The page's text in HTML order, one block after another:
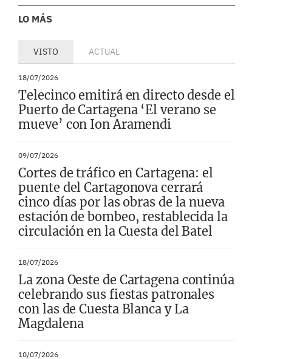
LO MÁS
VISTO ACTUAL
18/07/2026
Telecinco emitirá en directo desde el
Puerto de Cartagena ‘El verano se
mueve’ con Ion Aramendi
09/07/2026
Cortes de tráfico en Cartagena: el
puente del Cartagonova cerrará
cinco días por las obras de la nueva
estación de bombeo, restablecida la
circulación en la Cuesta del Batel
18/07/2026
La zona Oeste de Cartagena continúa
celebrando sus fiestas patronales
con las de Cuesta Blanca y La
Magdalena
10/07/2026